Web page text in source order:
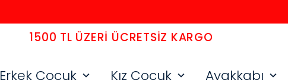
1500 TL ÜZERI ÜCRETSIZ KARGO
Erkek Çocuk Kız Çocuk Ayakkabı